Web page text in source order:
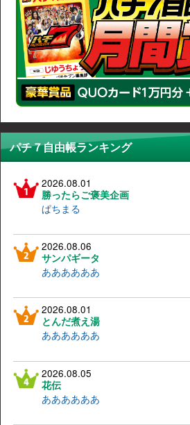
パチ７自由帳ランキング
2026.08.01
勝ったらご褒美企画
ぱちまる
2026.08.06
サンパギータ
ああああああ
2026.08.01
とんだ煮え湯
ああああああ
2026.08.05
花伝
ああああああ